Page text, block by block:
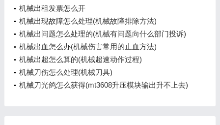
机械出租发票怎么开
机械出现故障怎么处理(机械故障排除方法)
机械出问题怎么处理的(机械有问题向什么部门投诉)
机械出血怎么办(机械伤害常用的止血方法)
机械出超怎么算的(机械超速动作过程)
机械刀伤怎么处理(机械刀具)
机械刀光鸽怎么获得(mt3608升压模块输出升不上去)